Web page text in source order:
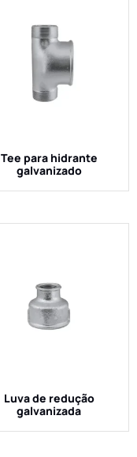
Tee para hidrante
galvanizado
Luva de redução
galvanizada